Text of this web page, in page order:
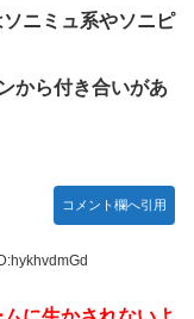
ニミュ系やソニピ
から付き合いがあ
コメント欄へ引用